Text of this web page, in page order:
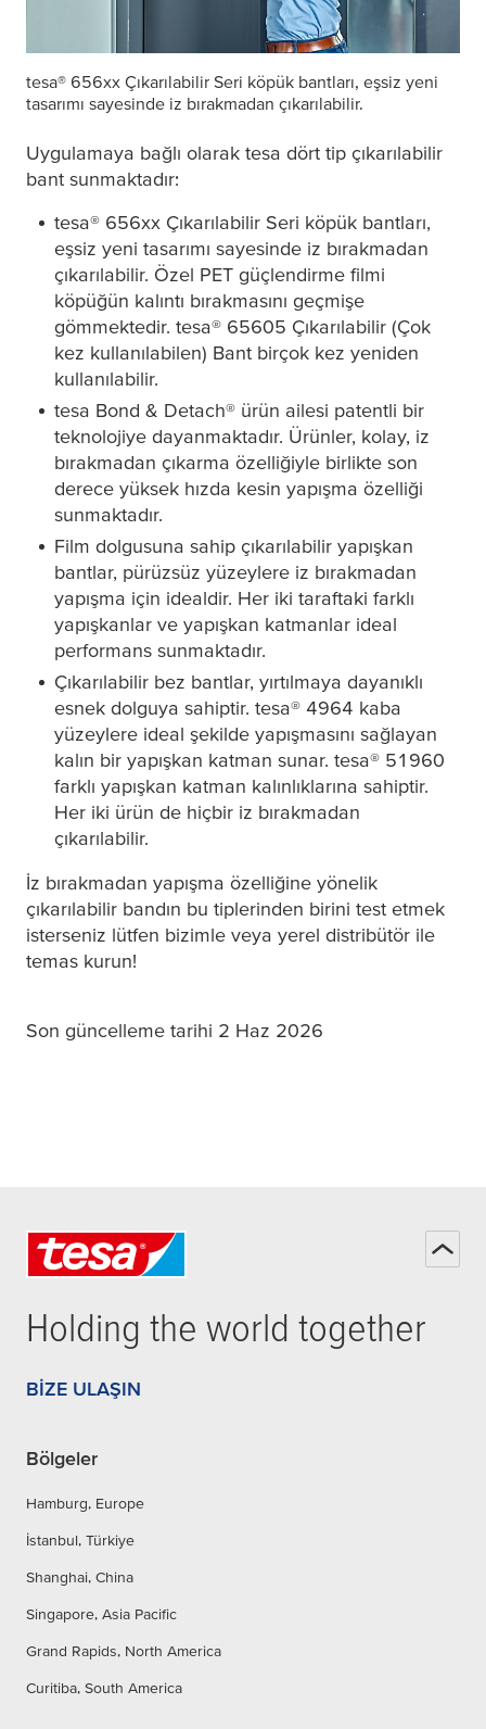
tesa® 656xx Çıkarılabilir Seri köpük bantları, eşsiz yeni
tasarımı sayesinde iz bırakmadan çıkarılabilir.
Uygulamaya bağlı olarak tesa dört tip çıkarılabilir
bant sunmaktadır:
tesa® 656xx Çıkarılabilir Seri köpük bantları,
eşsiz yeni tasarımı sayesinde iz bırakmadan
çıkarılabilir. Özel PET güçlendirme filmi
köpüğün kalıntı bırakmasını geçmişe
gömmektedir. tesa® 65605 Çıkarılabilir (Çok
kez kullanılabilen) Bant birçok kez yeniden
kullanılabilir.
tesa Bond & Detach® ürün ailesi patentli bir
teknolojiye dayanmaktadır. Ürünler, kolay, iz
bırakmadan çıkarma özelliğiyle birlikte son
derece yüksek hızda kesin yapışma özelliği
sunmaktadır.
Film dolgusuna sahip çıkarılabilir yapışkan
bantlar, pürüzsüz yüzeylere iz bırakmadan
yapışma için idealdir. Her iki taraftaki farklı
yapışkanlar ve yapışkan katmanlar ideal
performans sunmaktadır.
Çıkarılabilir bez bantlar, yırtılmaya dayanıklı
esnek dolguya sahiptir. tesa® 4964 kaba
yüzeylere ideal şekilde yapışmasını sağlayan
kalın bir yapışkan katman sunar. tesa® 51960
farklı yapışkan katman kalınlıklarına sahiptir.
Her iki ürün de hiçbir iz bırakmadan
çıkarılabilir.
İz bırakmadan yapışma özelliğine yönelik
çıkarılabilir bandın bu tiplerinden birini test etmek
isterseniz lütfen bizimle veya yerel distribütör ile
temas kurun!
Son güncelleme tarihi 2 Haz 2026
Holding the world together
BIZE ULAŞIN
Bölgeler
Hamburg, Europe
İstanbul, Türkiye
Shanghai, China
Singapore, Asia Pacific
Grand Rapids, North America
Curitiba, South America